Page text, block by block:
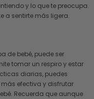
y lo que te preocupa.
a sentirte más ligera.
de bebé, puede ser
tomar un respiro y estar
diarias, puedes
efectiva y disfrutar
Recuerda que aunque